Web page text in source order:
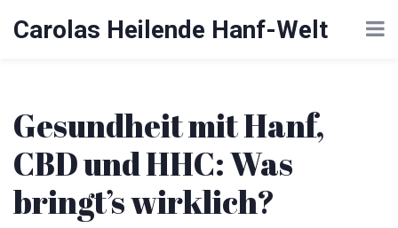
Carolas Heilende Hanf-Welt
Gesundheit mit Hanf,
CBD und HHC: Was
bringt’s wirklich?